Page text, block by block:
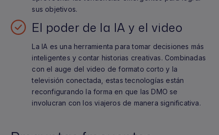
sus objetivos.
El poder de la IA y el video
La IA es una herramienta para tomar decisiones más
inteligentes y contar historias creativas. Combinadas
con el auge del video de formato corto y la
televisión conectada, estas tecnologías están
reconfigurando la forma en que las DMO se
involucran con los viajeros de manera significativa.